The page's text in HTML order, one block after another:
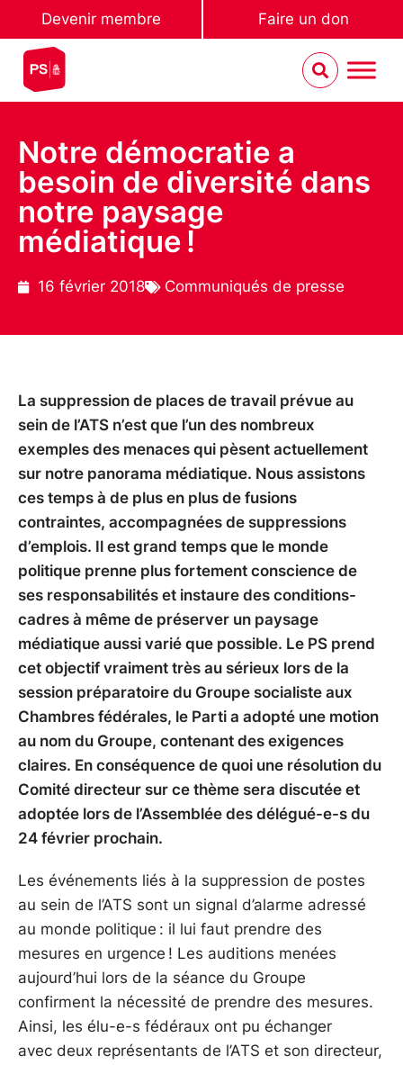
Devenir membre Faire un don
Notre démocratie a
besoin de diversité dans
notre paysage
médiatique !
16 février 2018 Communiqués de presse
La suppression de places de travail prévue au
sein de l’ATS n’est que l’un des nombreux
exemples des menaces qui pèsent actuellement
sur notre panorama médiatique. Nous assistons
ces temps à de plus en plus de fusions
contraintes, accompagnées de suppressions
d’emplois. Il est grand temps que le monde
politique prenne plus fortement conscience de
ses responsabilités et instaure des conditions-
cadres à même de préserver un paysage
médiatique aussi varié que possible. Le PS prend
cet objectif vraiment très au sérieux lors de la
session préparatoire du Groupe socialiste aux
Chambres fédérales, le Parti a adopté une motion
au nom du Groupe, contenant des exigences
claires. En conséquence de quoi une résolution du
Comité directeur sur ce thème sera discutée et
adoptée lors de l’Assemblée des délégué-e-s du
24 février prochain.
Les événements liés à la suppression de postes
au sein de l’ATS sont un signal d’alarme adressé
au monde politique : il lui faut prendre des
mesures en urgence ! Les auditions menées
aujourd’hui lors de la séance du Groupe
confirment la nécessité de prendre des mesures.
Ainsi, les élu-e-s fédéraux ont pu échanger
avec deux représentants de l’ATS et son directeur,